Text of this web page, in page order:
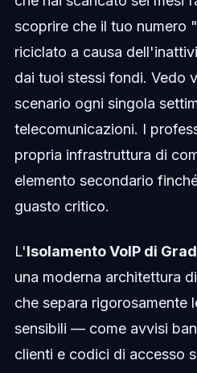
scoprire che il tuo numero
riciclato a causa
dai tuoi stessi fondi. Vedo
scenario ogni singola
telecomunicazioni. I
propria infrastruttura di
elemento secondario
guasto critico.
L'Isolamento VoIP di
una moderna architettura
che separa rigorosamente
sensibili — come avvisi
clienti e codici di accesso